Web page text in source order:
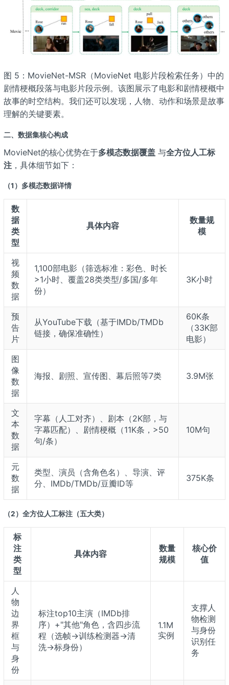
图 5：MovieNet-MSR（MovieNet 电影片段检索任务）中的
剧情梗概段落与电影片段示例。该图展示了电影和剧情梗概中
故事的时空结构。我们还可以发现，人物、动作和场景是故事
理解的关键要素。
二、数据集核心构成
MovieNet的核心优势在于多模态数据覆盖与全方位人工标
注，具体细节如下：
（1）多模态数据详情
数
据
类
型
具体内容
数量规
模
视
频
数
据
1,100部电影（筛选标准：彩色、时长
>1小时、覆盖28类类型/多国/多年
份）
3K小时
预
告
片
从YouTube下载（基于IMDb/TMDb
链接，确保准确性）
60K条
（33K部
电影）
图
像
数
据
海报、剧照、宣传图、幕后照等7类 3.9M张
文
本
数
据
字幕（人工对齐）、剧本（2K部，与
字幕匹配）、剧情梗概（11K条，>50
句/条）
10M句
元
数
据
类型、演员（含角色名）、导演、评
分、IMDb/TMDb/豆瓣ID等
375K条
（2）全方位人工标注（五大类）
标
注
类
型
具体内容
数量
规模
核心价
值
人
物
边
界
框
与
身
份
标注top10主演（IMDb排
序）+"其他"角色，含四步流
程（选帧→训练检测器→清
洗→标身份）
1.1M
实例
支撑人
物检测
与身份
识别任
务